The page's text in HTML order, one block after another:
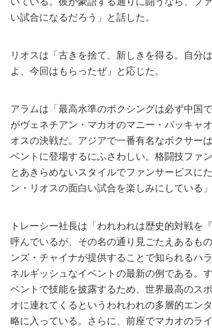
い試合になるだろう」と話した。
リオスは「古きを捨て、新しきを得る。自分
よ、今回はもらったぜ」と応じた。
アラムは「最高水準のボクシングは必ず中国
がヴェネチアン・マカオのマニー・パッキャ
オスの決戦だ。アジアで一番有名なボクサー
ベントに登場するにふさわしい。格闘技ファ
とあきらめないスタイルでファンサービスに
ン・リオスの面白い試合を楽しみにしている」
トレーシー社長は「われわれは歴史的対戦を
呼んでいるが、その名の通り見ごたえあるも
ンズ・チャイナが提供することで知られるハ
ネルギッシュなイベントの最新の例である。
ベントで技能を披露するため、世界最高のス
オに連れてくるというわれわれの多層的エン
略に入っている。さらに、前座でマカオのラ